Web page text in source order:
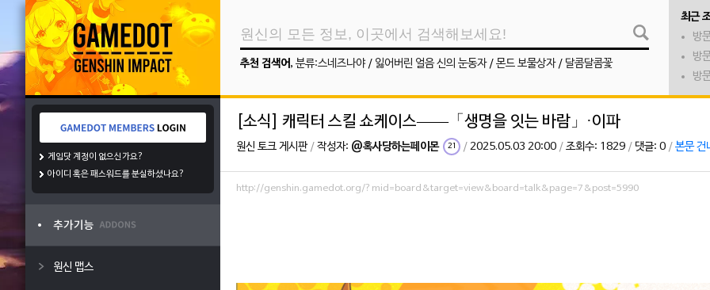
게임닷 계정이 없으신가요?
아이디 혹은 패스워드를 분실하셨나요?
원신 맵스
추천 검색어 , 분류:스네즈나야/ 잃어버린 얼음 신의 눈동자/ 몬드 보물상자/ 달콤달콤꽃
최근
방
방
방
[소식] 캐릭터 스킬 쇼케이스——「생명을 잇는 바람」·이파
원신 토크 게시판/ 작성자: @혹사당하는페이몬 21 / 2025.05.03 20:00 / 조회수: 1829 / 댓글: 0 / 본문 건
http://genshin.gamedot.org/?mid=board&target=view&board=talk&page=7&post=5990